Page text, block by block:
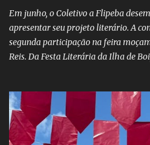
da equipe da Secretaria de Educação
Em junho, o Coletivo a Flipeba
apresentar seu projeto literário. A
segunda participação na feira
Reis. Da Festa Literária da Ilha de
— levará ao continente africano o
Diversidades Culturais Diaspóricas,
Flipeba na Feira do Livro de Maputo,